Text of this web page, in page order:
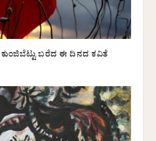
ಬರೆದ ಈ ದಿನದ ಕವಿತೆ